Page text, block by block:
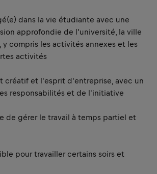
dans la vie étudiante avec une
approfondie de l'université, la ville
y compris les activités annexes et les
activités
créatif et l'esprit d'entreprise, avec un
responsabilités et de l'initiative
de gérer le travail à temps partiel et
pour travailler certains soirs et